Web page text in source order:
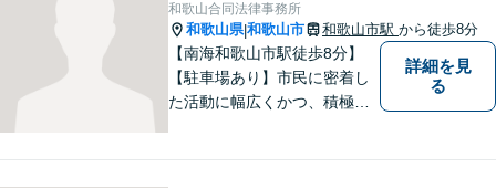
和歌山合同法律事務所
和歌山県|和歌山市 和歌山市駅 から徒歩8分
【南海和歌山市駅徒歩8分】
【駐車場あり】市民に密着し
た活動に幅広くかつ、積極的
詳細を見
る